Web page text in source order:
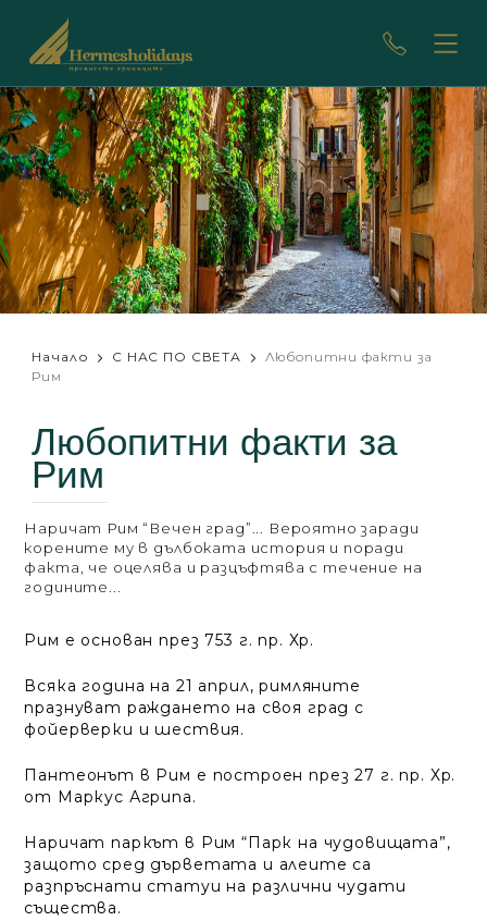
Начало С НАС ПО СВЕТА
Любопитни факти за
Рим
Любопитни факти за
Рим
Наричат Рим “Вечен град”... Вероятно заради
корените му в дълбоката история и поради
факта, че оцелява и разцъфтява с течение на
годините...
Рим е основан през 753 г. пр. Хр.
Всяка година на 21 април, римляните
празнуват раждането на своя град с
фойерверки и шествия.
Пантеонът в Рим е построен през 27 г. пр. Хр.
от Маркус Агрипа.
Наричат паркът в Рим “Парк на чудовищата”,
защото сред дърветата и алеите са
разпръснати статуи на различни чудати
същества.